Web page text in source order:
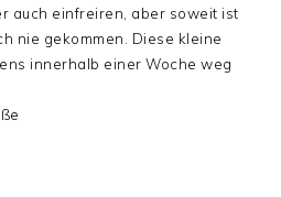
auch einfreiren, aber soweit ist
nie gekommen. Diese kleine
innerhalb einer Woche weg